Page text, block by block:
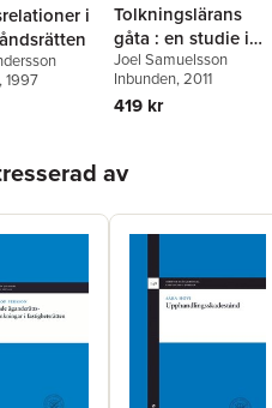
i
, 1997
Tolkningslärans
gåta : en studie i
avtalsrätt
Joel Samuelsson
Inbunden, 2011
419 kr
av